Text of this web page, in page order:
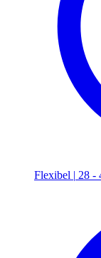
Flexibel | 28 -